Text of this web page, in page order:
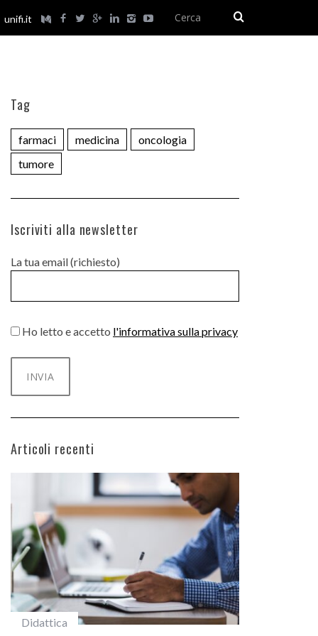
unifi.it
Tag
farmaci medicina
oncologia
tumore
Iscriviti alla newsletter
La tua email (richiesto)
Ho letto e accetto l'informativa sulla privacy
Articoli recenti
#studentiunifi